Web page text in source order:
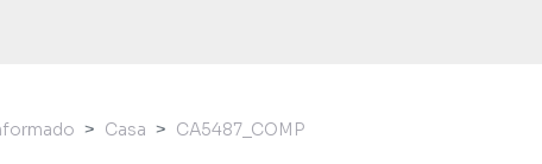
Casa CA5487_COMP